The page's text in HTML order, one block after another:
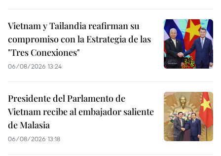
Vietnam y Tailandia reafirman su
compromiso con la Estrategia de las
"Tres Conexiones"
06/08/2026 13:24
Presidente del Parlamento de
Vietnam recibe al embajador saliente
de Malasia
06/08/2026 13:18